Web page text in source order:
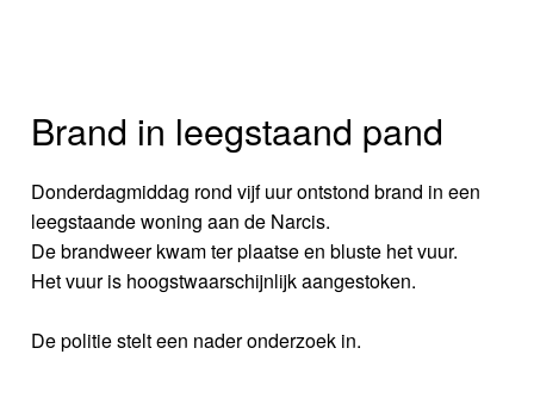
Brand in leegstaand pand
Donderdagmiddag rond vijf uur ontstond brand in een
leegstaande woning aan de Narcis.
De brandweer kwam ter plaatse en bluste het vuur.
Het vuur is hoogstwaarschijnlijk aangestoken.
De politie stelt een nader onderzoek in.